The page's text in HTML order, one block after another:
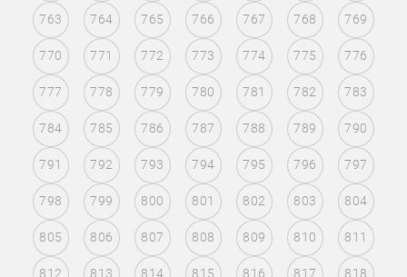
763 764 765 766 767 768 769
770 771 772 773 774 775 776
777 778 779 780 781 782 783
784 785 786 787 788 789 790
791 792 793 794 795 796 797
798 799 800 801 802 803 804
805 806 807 808 809 810 811
812 813 814 815 816 817 818